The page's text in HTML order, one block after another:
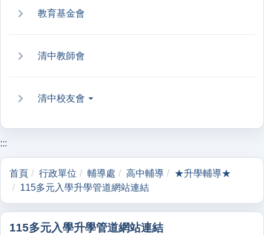
教育基金會
清中教師會
清中校友會
:::
首頁 行政單位 輔導處 高中輔導
★升學輔導★
115多元入學升學管道網站連結
115多元入學升學管道網站連結